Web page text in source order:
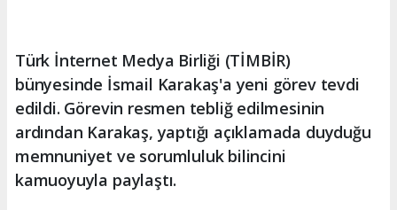
Türk İnternet Medya Birliği (TİMBİR)
bünyesinde İsmail Karakaş'a yeni görev tevdi
edildi. Görevin resmen tebliğ edilmesinin
ardından Karakaş, yaptığı açıklamada duyduğu
memnuniyet ve sorumluluk bilincini
kamuoyuyla paylaştı.